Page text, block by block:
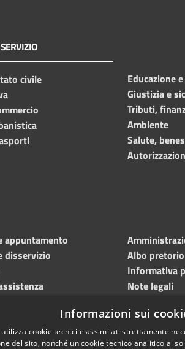
civile
Educazione
Giustizia e
Tributi,
Ambiente
Salute,
appuntamento
disservizio
Albo pretorio
Informativa
Note legali
Meccanismo
Informazioni sui
utilizza cookie tecnici e assimilati strettamente
del sito, nonché un cookie tecnico analitico al